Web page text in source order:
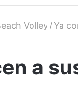
Volley /Ya
a